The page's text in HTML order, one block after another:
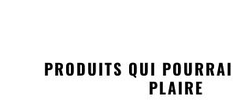
PRODUITS QUI
PLAIRE